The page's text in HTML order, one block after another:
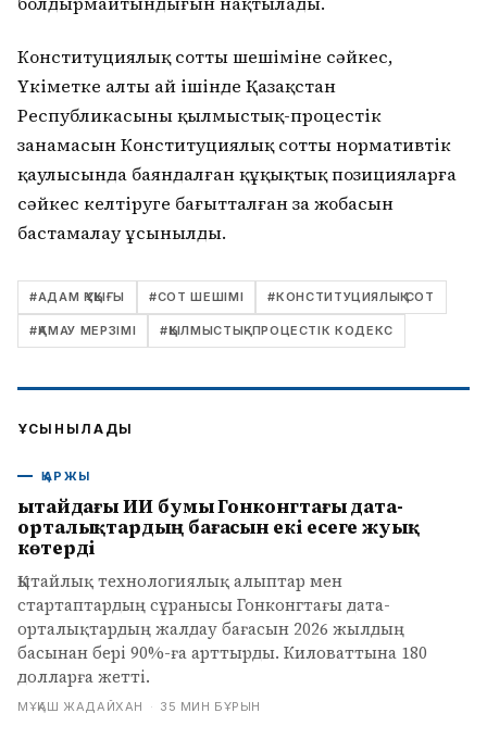
Конституциялық соттың шешіміне сәйкес,
Үкіметке алты ай ішінде Қазақстан
Республикасының қылмыстық-процестік
заңнамасын Конституциялық соттың нормативтік
қаулысында баяндалған құқықтық позицияларға
сәйкес келтіруге бағытталған заң жобасын
бастамалау ұсынылды.
#АДАМ ҚҰҚЫҒЫ #СОТ ШЕШІМІ #КОНСТИТУЦИЯЛЫҚ СОТ
#ҚАМАУ МЕРЗІМІ #ҚЫЛМЫСТЫҚ-ПРОЦЕСТІК КОДЕКС
ҰСЫНЫЛАДЫ
ҚАРЖЫ
Қытайдағы ИИ бумы Гонконгтағы дата-
орталықтардың бағасын екі есеге жуық
көтерді
Қытайлық технологиялық алыптар мен
стартаптардың сұранысы Гонконгтағы дата-
орталықтардың жалдау бағасын 2026 жылдың
басынан бері 90%-ға арттырды. Киловаттына 180
долларға жетті.
МҰҚАШ ЖАДАЙХАН · 35 МИН БҰРЫН